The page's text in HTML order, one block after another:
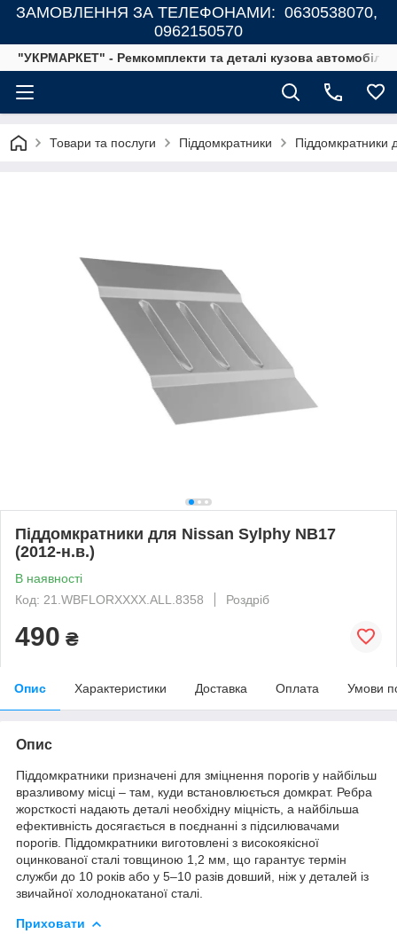
ЗАМОВЛЕННЯ ЗА ТЕЛЕФОНАМИ: 0630538070,
0962150570
"УКРМАРКЕТ" - Ремкомплекти та деталі кузова автомобілів
Товари та послуги Піддомкратники Піддомкратники
Піддомкратники для Nissan Sylphy NB17
(2012-н.в.)
В наявності
Код: 21.WBFLORXXXX.ALL.8358
Роздріб
490 ₴
Опис Характеристики Доставка Оплата Умови
Опис
Піддомкратники призначені для зміцнення порогів у найбільш
вразливому місці – там, куди встановлюється домкрат. Ребра
жорсткості надають деталі необхідну міцність, а найбільша
ефективність досягається в поєднанні з підсилювачами
порогів. Піддомкратники виготовлені з високоякісної
оцинкованої сталі товщиною 1,2 мм, що гарантує термін
служби до 10 років або у 5–10 разів довший, ніж у деталей із
звичайної холоднокатаної сталі.
Приховати